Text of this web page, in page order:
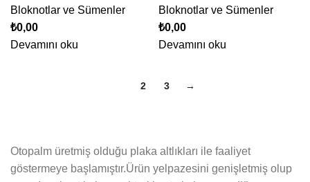
Bloknotlar ve Sümenler
₺0,00
Devamını oku
Bloknotlar ve Sümenler
₺0,00
Devamını oku
2 3 →
Otopalm üretmiş olduğu plaka altlıkları ile faaliyet
göstermeye başlamıştır.Ürün yelpazesini genişletmiş olup